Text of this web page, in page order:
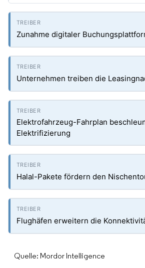
Zunahme digitaler
Unternehmen treiben die
Elektrofahrzeug-Fahrplan
Elektrifizierung
Halal-Pakete fördern den
Flughäfen erweitern die
Quelle: Mordor Intelligence